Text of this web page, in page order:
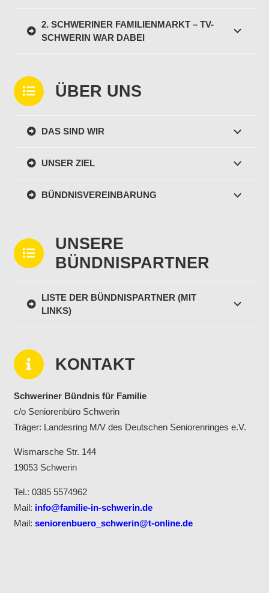
2. SCHWERINER FAMILIENMARKT – TV-
SCHWERIN WAR DABEI
ÜBER UNS
DAS SIND WIR
UNSER ZIEL
BÜNDNISVEREINBARUNG
UNSERE
BÜNDNISPARTNER
LISTE DER BÜNDNISPARTNER (MIT
LINKS)
KONTAKT
Schweriner Bündnis für Familie
c/o Seniorenbüro Schwerin
Träger: Landesring M/V des Deutschen Seniorenringes e.V.
Wismarsche Str. 144
19053 Schwerin
Tel.: 0385 5574962
Mail: info@familie-in-schwerin.de
Mail: seniorenbuero_schwerin@t-online.de